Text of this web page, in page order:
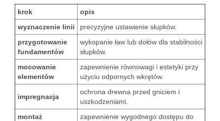
krok
opis
wyznaczenie linii
precyzyjne ustawienie słupków.
przygotowanie
fundamentów
wykopanie ław lub dołów dla stabilności
słupków.
mocowanie
elementów
zapewnienie równowagi i estetyki przy
użyciu odpornych wkrętów.
impregnacja
ochrona drewna przed gniciem i
uszkodzeniami.
montaż
zapewnienie wygodnego dostępu do